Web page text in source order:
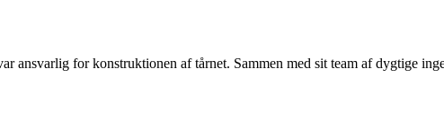
ansvarlig for konstruktionen af tårnet. Sammen med sit team af dygtige